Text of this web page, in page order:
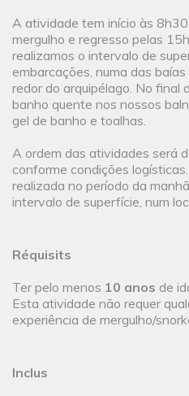
A atividade tem início às
mergulho e regresso pelas
realizamos o intervalo de
embarcações, numa das
redor do arquipélago. No final
banho quente nos nossos
gel de banho e toalhas.
A ordem das atividades será
conforme condições
realizada no período da
intervalo de superfície, num
Réquisits
Ter pelo menos 10 anos de
Esta atividade não requer
experiência de mergulho/
Inclus